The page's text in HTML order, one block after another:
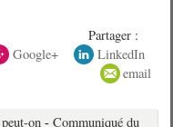
Partager :
Google+
LinkedIn
email
on - Communiqué du